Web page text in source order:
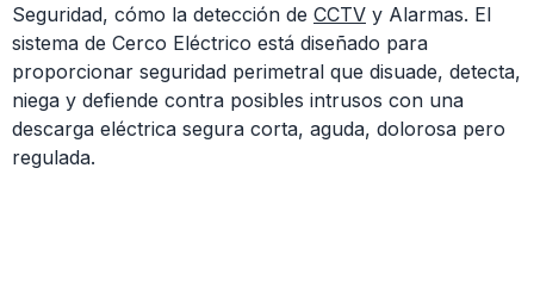
Seguridad, cómo la detección de CCTV y Alarmas. El
sistema de Cerco Eléctrico está diseñado para
proporcionar seguridad perimetral que disuade, detecta,
niega y defiende contra posibles intrusos con una
descarga eléctrica segura corta, aguda, dolorosa pero
regulada.